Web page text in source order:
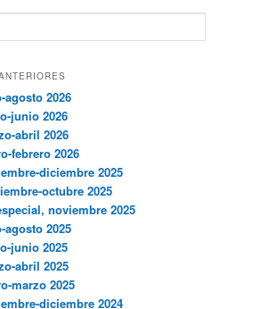
agosto 2026
junio 2026
abril 2026
febrero 2026
diciembre 2025
octubre 2025
noviembre 2025
agosto 2025
junio 2025
abril 2025
marzo 2025
diciembre 2024